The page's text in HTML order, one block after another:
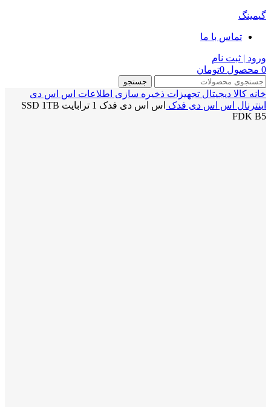
گیمینگ
تماس با ما
ورود | ثبت نام
0 محصول 0تومان
جستجو
خانه کالا دیجیتال تجهیزات ذخیره سازی اطلاعات اس اس دی
اینترنال اس اس دی فدک
اس اس دی فدک 1 ترابایت SSD 1TB
FDK B5